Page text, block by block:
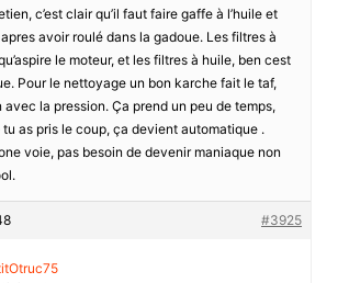
c’est clair qu’il faut faire gaffe à l’huile et
avoir roulé dans la gadoue. Les filtres à
le moteur, et les filtres à huile, ben cest
Pour le nettoyage un bon karche fait le taf,
la pression. Ça prend un peu de temps,
tu as pris le coup, ça devient automatique .
voie, pas besoin de devenir maniaque non
#3925